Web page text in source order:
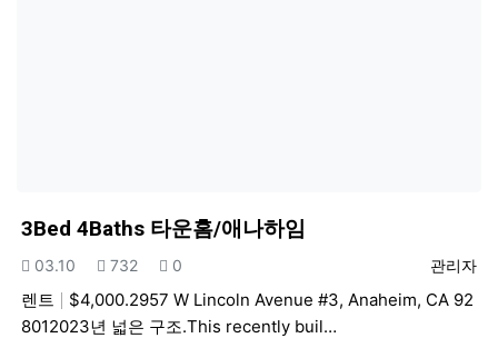
3Bed 4Baths 타운홈/애나하임
등록자
관리자
등록일
03.10 조회
732 추천
0
렌트
$4,000.2957 W Lincoln Avenue #3, Anaheim, CA 92
8012023년 넓은 구조.This recently buil…